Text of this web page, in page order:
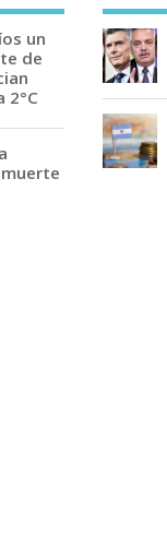
un
de
2°C